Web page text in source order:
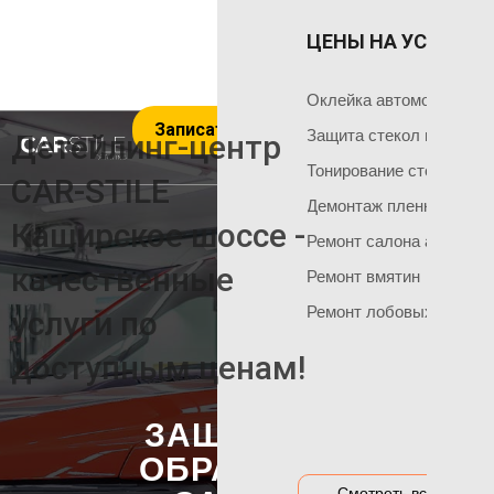
Записаться на услуги
Чем мы занимаемся
Команда мастеров
Социальные сети
Акция на тонировку
Акция на полировку
ГЛАВНАЯ
Оклейка
Оклейка
ОКЛЕЙКА
Оклейка
Оклейка
Оклейка
Оклейка
Оклейка
Оклейка автомобиля
Защита стекол пленкой
Ремонт салона
Ремонт вмятин
Ремонт лобовых стекол
Тонирование стекол
Демонтаж пленки
ЦЕНЫ НА УСЛУГИ
Детейлинг-центр
CAR-STILE
Каширское шоссе -
качественные
услуги по
доступным ценам!
ЗАЩИТНАЯ
ОБРАБОТКА